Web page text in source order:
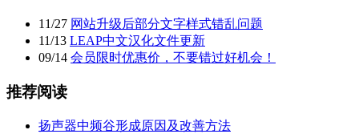
11/27 网站升级后部分文字样式错乱问题
11/13 LEAP中文汉化文件更新
09/14 会员限时优惠价，不要错过好机会！
推荐阅读
扬声器中频谷形成原因及改善方法